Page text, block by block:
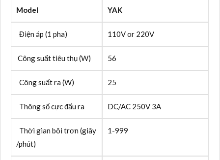
Model YAK
Điện áp (1 pha) 110V or 220V
Công suất tiêu thụ (W) 56
Công suất ra (W) 25
Thông số cực đấu ra DC/AC 250V 3A
Thời gian bôi trơn (giây
/phút)
1-999